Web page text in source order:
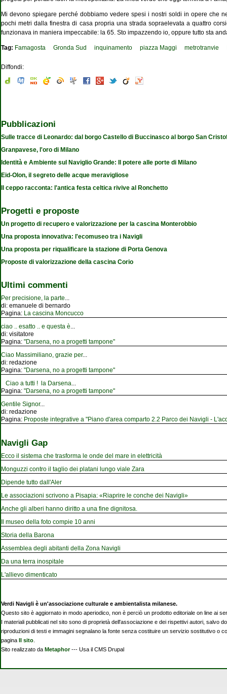
Mi devono spiegare perché dobbiamo vedere spesi i nostri soldi in opere che
pochi metri dalla finestra di casa propria una strada sopraelevata a quattro
funzionava in maniera impeccabile: la 65. Sto impazzendo io, oppure tutto sta
Tag: Famagosta Gronda Sud inquinamento piazza Maggi metrotranvie
Diffondi:
Pubblicazioni
Sulle tracce di Leonardo: dal borgo Castello di Buccinasco al borgo San
Granpavese, l'oro di Milano
Identità e Ambiente sul Naviglio Grande: Il potere alle porte di Milano
Eid-Olon, il segreto delle acque meravigliose
Il ceppo racconta: l'antica festa celtica rivive al Ronchetto
Progetti e proposte
Un progetto di recupero e valorizzazione per la cascina Monterobbio
Una proposta innovativa: l'ecomuseo tra i Navigli
Una proposta per riqualificare la stazione di Porta Genova
Proposte di valorizzazione della cascina Corio
Ultimi commenti
Per precisione, la parte
di: emanuele di bernardo
Pagina: La cascina Moncucco
ciao .. esatto .. e questa è
di: visitatore
Pagina: "Darsena, no a progetti tampone"
Ciao Massimiliano, grazie per...
di: redazione
Pagina: "Darsena, no a progetti tampone"
Ciao a tutti ! la Darsena
Pagina: "Darsena, no a progetti tampone"
Gentile Signor...
di: redazione
Pagina: Proposte integrative a "Piano d'area comparto 2.2 Parco dei Navigli -
Navigli Gap
Ecco il sistema che trasforma le onde del mare in elettricità
Monguzzi contro il taglio dei platani lungo viale Zara
Dipende tutto dall'Aler
Le associazioni scrivono a Pisapia: «Riaprire le conche dei Navigli»
Anche gli alberi hanno diritto a una fine dignitosa.
Il museo della foto compie 10 anni
Storia della Barona
Assemblea degli abitanti della Zona Navigli
Da una terra inospitale
L'allievo dimenticato
Verdi Navigli è un'associazione culturale e ambientalista milanese.
Questo sito è aggiornato in modo aperiodico, non è perciò un prodotto editoriale on line ai
I materiali pubblicati nel sito sono di proprietà dell'associazione e dei rispettivi autori, salvo
riproduzioni di testi e immagini segnalano la fonte senza costituire un servizio sostitutivo o
pagina Il sito
Sito realizzato da Metaphor--- Usa il CMS Drupal